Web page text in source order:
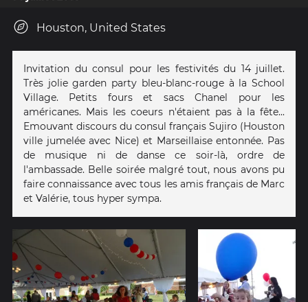
Houston, United States
Invitation du consul pour les festivités du 14 juillet.
Très jolie garden party bleu-blanc-rouge à la School
Village. Petits fours et sacs Chanel pour les
américanes. Mais les coeurs n'étaient pas à la fête...
Emouvant discours du consul français Sujiro (Houston
ville jumelée avec Nice) et Marseillaise entonnée. Pas
de musique ni de danse ce soir-là, ordre de
l'ambassade. Belle soirée malgré tout, nous avons pu
faire connaissance avec tous les amis français de Marc
et Valérie, tous hyper sympa.